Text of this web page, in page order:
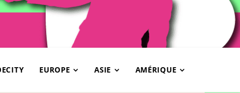
EUROPE ASIE AMÉRIQUE